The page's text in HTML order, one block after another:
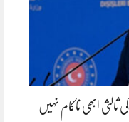
ثالثی ابھی ناکام نہیں